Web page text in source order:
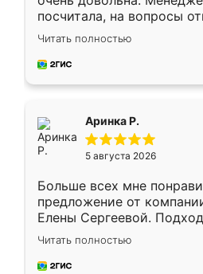
посчитала, на вопросы
Замерщик приехал в
делу со всей
за день, ребята работали
Читать полностью
Аринка Р.
5 августа 2026
Больше всех мне
предложение от
Елены Сергеевой.
короткие сроки
для замера сотрудник
предложил по моему
Читать полностью